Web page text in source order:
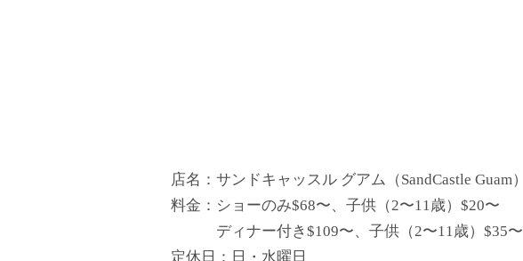
店名：サンドキャッスル グアム（SandCastle Guam）
料金：ショーのみ$68〜、子供（2〜11歳）$20〜
ディナー付き$109〜、子供（2〜11歳）$35〜
定休日：日・水曜日